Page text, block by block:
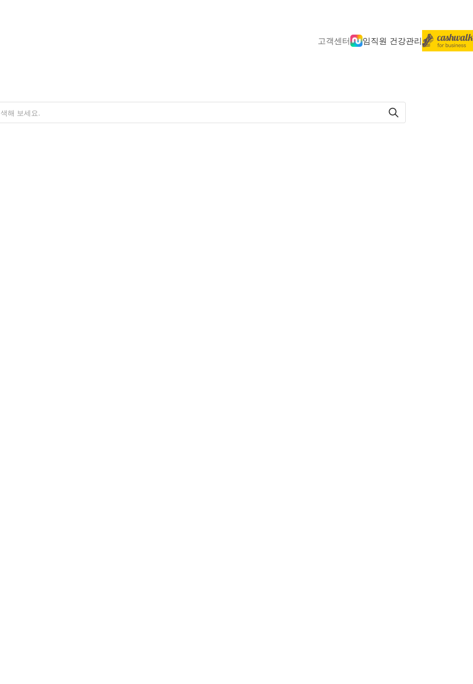
고객센터 임직원 건강관리